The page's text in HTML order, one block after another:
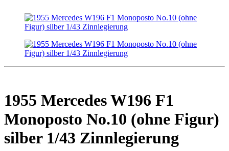
1955 Mercedes W196 F1
Monoposto No.10 (ohne Figur)
silber 1/43 Zinnlegierung